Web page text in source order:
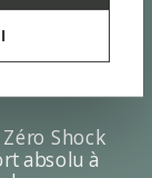
Shock
absolu à